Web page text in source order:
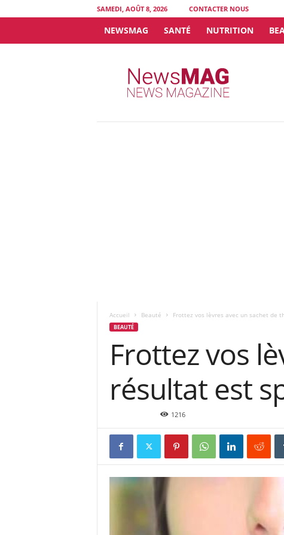
SAMEDI, AOÛT 8, 2026 CONTACTER NOUS
NEWSMAG SANTÉ NUTRITION
Accueil Beauté Frottez vos lèvres avec un sachet de
BEAUTÉ
Frottez vos
résultat est
1216